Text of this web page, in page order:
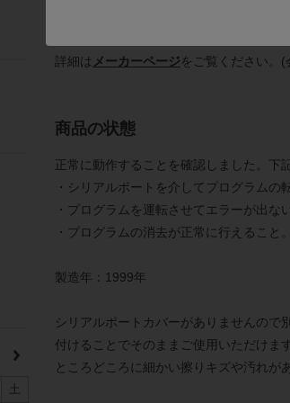
詳細は メーカーページをご覧ください。
商品の状態
正常に動作することを確認しました。下
・シリアルポートを介してプログラムの
・プログラムを運転させてエラーが出な
・プログラムの消去が正常に行えること。
製造年：1999年
シリアルポートカバーがありませんので
付けることでそのままご使用いただけます
ところどころに細かい擦りキズや汚れが